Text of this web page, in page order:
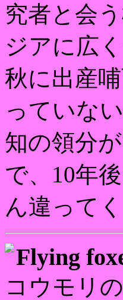
究者と会
ジアに広
秋に出産
っていな
知の領分
で、10年
ん違って
Flying
コウモリ